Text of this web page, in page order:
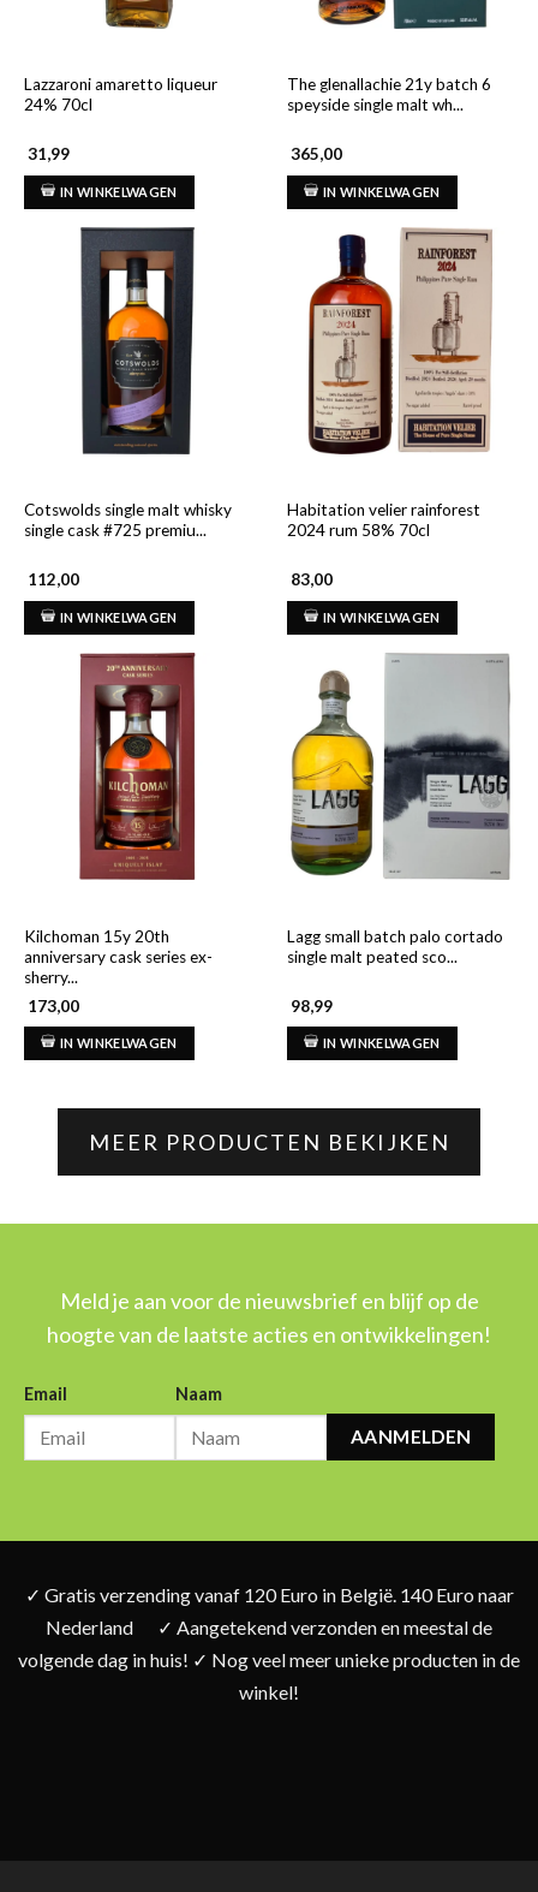
Lazzaroni amaretto liqueur
24% 70cl
31,99
IN WINKELWAGEN
The glenallachie 21y batch 6
speyside single malt wh...
365,00
IN WINKELWAGEN
Cotswolds single malt whisky
single cask #725 premiu...
112,00
IN WINKELWAGEN
Habitation velier rainforest
2024 rum 58% 70cl
83,00
IN WINKELWAGEN
Kilchoman 15y 20th
anniversary cask series ex-
sherry...
173,00
IN WINKELWAGEN
Lagg small batch palo cortado
single malt peated sco...
98,99
IN WINKELWAGEN
MEER PRODUCTEN BEKIJKEN
Meld je aan voor de nieuwsbrief en blijf op de
hoogte van de laatste acties en ontwikkelingen!
Email Naam
AANMELDEN
✓ Gratis verzending vanaf 120 Euro in België. 140 Euro naar
Nederland
✓ Aangetekend verzonden en meestal de
volgende dag in huis! ✓ Nog veel meer unieke producten in de
winkel!